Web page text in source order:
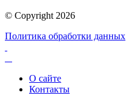
© Copyright 2026
Политика обработки данных
О сайте
Контакты